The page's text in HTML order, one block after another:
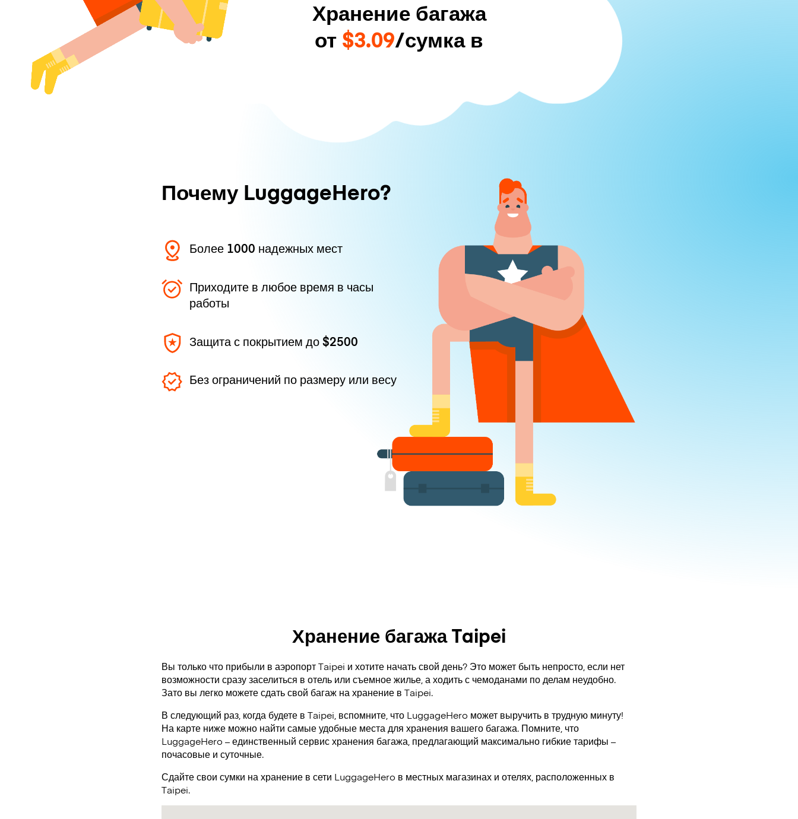
Хранение багажа
от $3.09/сумка в
Почему LuggageHero?
Более 1000 надежных мест
Приходите в любое время в часы
работы
Защита с покрытием до$2500
Без ограничений по размеру или весу
Хранение багажа Taipei
Вы только что прибыли в аэропорт Taipei и хотите начать свой день? Это может быть непросто, если нет
возможности сразу заселиться в отель или съемное жилье, а ходить с чемоданами по делам неудобно.
Зато вы легко можете сдать свой багаж на хранение в Taipei.
В следующий раз, когда будете в Taipei, вспомните, что LuggageHero может выручить в трудную минуту!
На карте ниже можно найти самые удобные места для хранения вашего багажа. Помните, что
LuggageHero – единственный сервис хранения багажа, предлагающий максимально гибкие тарифы –
почасовые и суточные.
Сдайте свои сумки на хранение в сети LuggageHero в местных магазинах и отелях, расположенных в
Taipei.